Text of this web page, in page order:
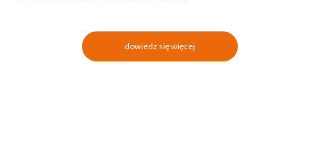
dowiedz się więcej